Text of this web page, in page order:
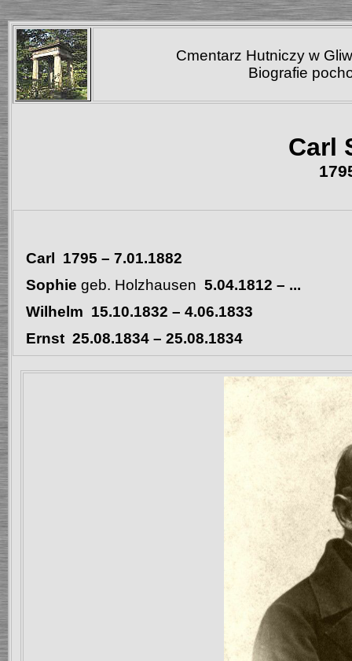
Cmentarz Hutniczy w
Biografie
Carl
Carl 1795 – 7.01.1882
Sophie geb. Holzhausen 5.04.1812 – ...
Wilhelm 15.10.1832 – 4.06.1833
Ernst 25.08.1834 – 25.08.1834